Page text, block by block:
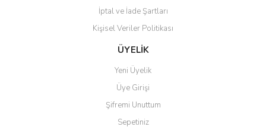
İptal ve İade Şartları
Kişisel Veriler Politikası
ÜYELİK
Yeni Üyelik
Üye Girişi
Şifremi Unuttum
Sepetiniz